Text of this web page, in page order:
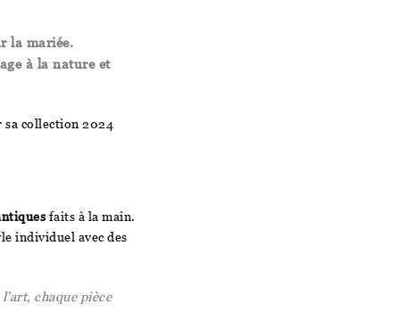
la mariée.
à la nature et
sa collection 2024
faits à la main.
individuel avec des
chaque pièce